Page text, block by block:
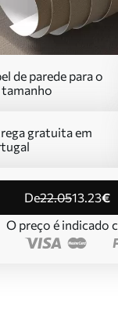
de parede para o
tamanho
gratuita em
de22.0513.23€
O preço é indicado